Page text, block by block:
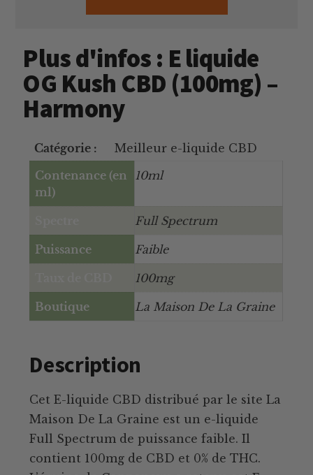
Plus d'infos : E liquide
OG Kush CBD (100mg) –
Harmony
Catégorie :
Meilleur e-liquide CBD
Contenance (en
ml)
10ml
Full Spectrum
Puissance Faible
100mg
Boutique La Maison De La Graine
Description
Cet E-liquide CBD distribué par le site La
Maison De La Graine est un e-liquide
Full Spectrum de puissance faible. Il
contient 100mg de CBD et 0% de THC.